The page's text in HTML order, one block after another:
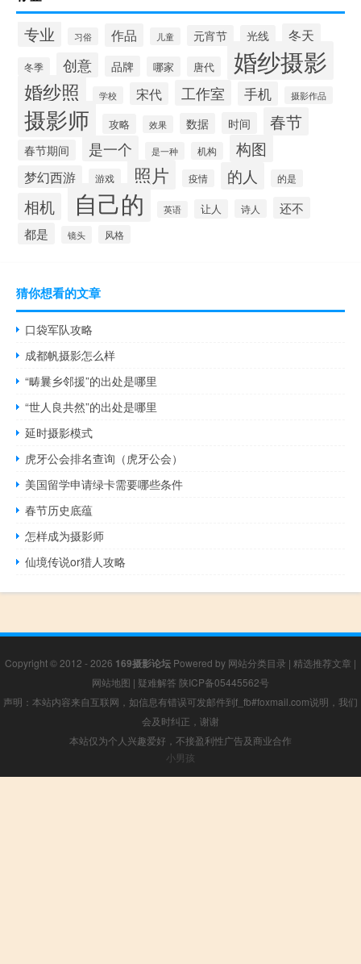
专业 习俗 作品 儿童 元宵节 光线 冬天
冬季 创意 品牌 哪家 唐代 婚纱摄影
婚纱照 学校 宋代 工作室 手机 摄影作品
摄影师 攻略 效果 数据 时间 春节
春节期间 是一个 是一种 机构 构图
梦幻西游 游戏 照片 疫情 的人 的是
相机 自己的 英语 让人 诗人
还不
都是
镜头 风格
猜你想看的文章
口袋军队攻略
成都帆摄影怎么样
“畴曩乡邻援”的出处是哪里
“世人良共然”的出处是哪里
延时摄影模式
虎牙公会排名查询（虎牙公会）
美国留学申请绿卡需要哪些条件
春节历史底蕴
怎样成为摄影师
仙境传说or猎人攻略
Copyright © 2012 - 2026 169摄影论坛 Powered by 网站分类目录 | 精选推荐文章 |
网站地图 | 疑难解答 陕ICP备05445562号
声明：本站内容来自互联网，如信息有错误可发邮件到f_fb#foxmail.com说明，我们
会及时纠正，谢谢
本站仅为个人兴趣爱好，不接盈利性广告及商业合作
小男孩